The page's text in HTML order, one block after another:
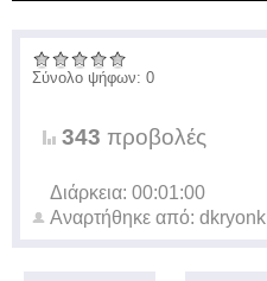
Σύνολο ψήφων: 0
343 προβολές
Διάρκεια: 00:01:00
Αναρτήθηκε από: dkryonk